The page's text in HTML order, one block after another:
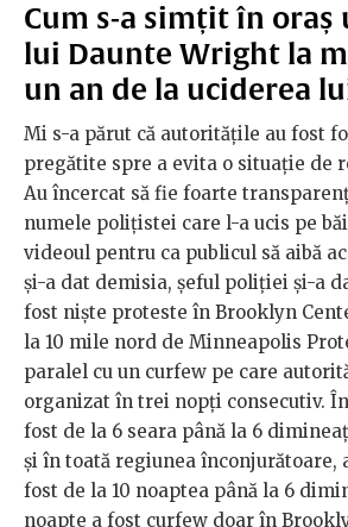
Cum s-a simțit în oraș
lui Daunte Wright la
un an de la uciderea
Mi s-a părut că autoritățile au fost
pregătite spre a evita o situație de
Au încercat să fie foarte
numele polițistei care l-a ucis pe
videoul pentru ca publicul să aibă
și-a dat demisia, șeful poliției și-a
fost niște proteste în Brooklyn
la 10 mile nord de Minneapolis
paralel cu un curfew pe care
organizat în trei nopți consecutiv.
fost de la 6 seara până la 6
și în toată regiunea înconjurătoare,
fost de la 10 noaptea până la 6
noapte a fost curfew doar în